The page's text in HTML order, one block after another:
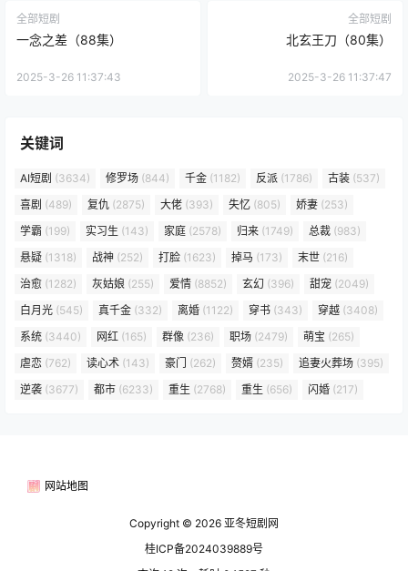
全部短剧
一念之差（88集）
2025-3-26 11:37:43
全部短剧
北玄王刀（80集）
2025-3-26 11:37:47
关键词
AI短剧 (3634) 修罗场 (844) 千金 (1182) 反派 (1786) 古装 (537)
喜剧 (489) 复仇 (2875) 大佬 (393) 失忆 (805) 娇妻 (253)
学霸 (199) 实习生 (143) 家庭 (2578) 归来 (1749) 总裁 (983)
悬疑 (1318) 战神 (252) 打脸 (1623) 掉马 (173) 末世 (216)
治愈 (1282) 灰姑娘 (255) 爱情 (8852) 玄幻 (396) 甜宠 (2049)
白月光 (545) 真千金 (332) 离婚 (1122) 穿书 (343) 穿越 (3408)
系统 (3440) 网红 (165) 群像 (236) 职场 (2479) 萌宝 (265)
虐恋 (762) 读心术 (143) 豪门 (262) 赘婿 (235) 追妻火葬场 (395)
逆袭 (3677) 都市 (6233) 重生 (2768) 重生 (656) 闪婚 (217)
网站地图
Copyright © 2026 亚冬短剧网
桂ICP备2024039889号